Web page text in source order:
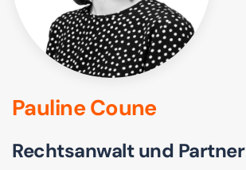
Pauline Coune
Rechtsanwalt und Partner